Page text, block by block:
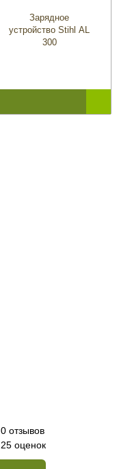
Зарядное
устройство Stihl AL
300
0 отзывов
25 оценок